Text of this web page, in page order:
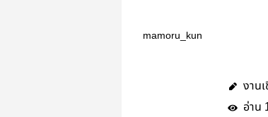
mamoru_kun
งาน
อ่าน